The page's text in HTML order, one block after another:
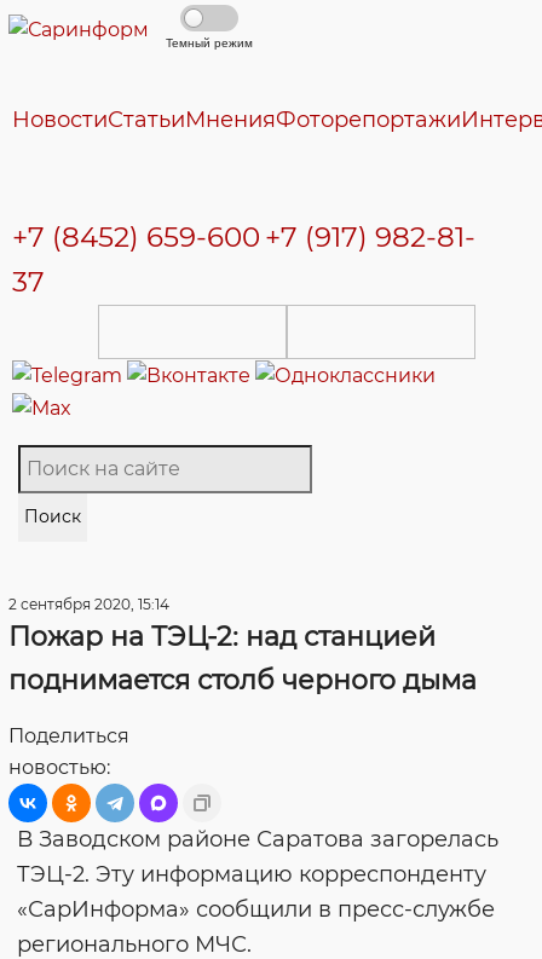
Темный режим
НовостиСтатьиМненияФоторепортажи
+7 (8452) 659-600 +7 (917) 982-81-
37
Поиск
2 сентября 2020, 15:14
Пожар на ТЭЦ-2: над станцией
поднимается столб черного дыма
Поделиться
новостью:
В Заводском районе Саратова загорелась
ТЭЦ-2. Эту информацию корреспонденту
«СарИнформа» сообщили в пресс-службе
регионального МЧС.